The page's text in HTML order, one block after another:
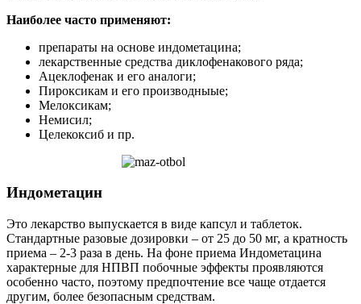
Наиболее часто применяют:
препараты на основе индометацина;
лекарственные средства диклофенакового ряда;
Ацеклофенак и его аналоги;
Пироксикам и его производныые;
Мелоксикам;
Немисил;
Целекоксиб и пр.
Индометацин
Это лекарство выпускается в виде капсул и таблеток.
Стандартные разовые дозировки – от 25 до 50 мг, а кратность
приема – 2-3 раза в день. На фоне приема Индометацина
характерные для НПВП побочные эффекты проявляются
особенно часто, поэтому предпочтение все чаще отдается
другим, более безопасным средствам.